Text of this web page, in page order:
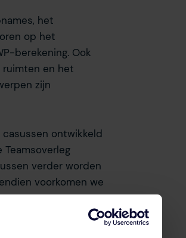
het
op het
berekening. Ook
ruimten en het
zijn
ontwikkeld
verder worden
voorkomen we
de EPBD IV